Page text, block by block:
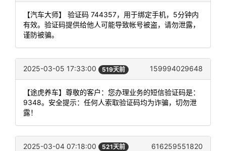
【汽车大师】 验证码 744357，用于绑定手机，5分钟内
有效。验证码提供给他人可能导致帐号被盗，请勿泄露，
谨防被骗。
2025-03-05 17:33:00 519天前 159994029648
【途虎养车】尊敬的客户：您办理业务的短信验证码是：
9348。安全提示：任何人索取验证码均为诈骗，切勿泄
露！
2025-03-04 07:18:00 521天前 616259551820